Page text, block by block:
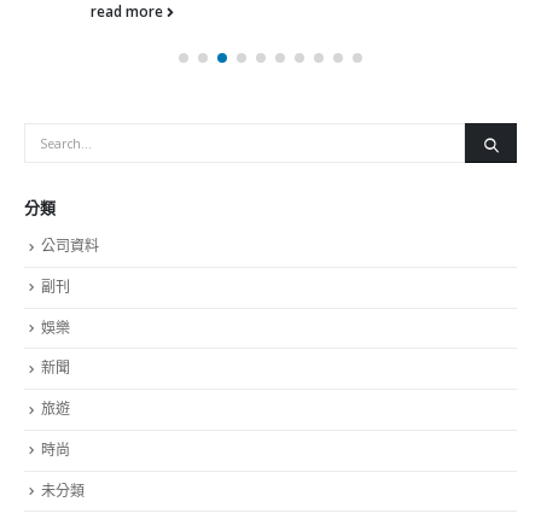
read more
分類
公司資料
副刊
娛樂
新聞
旅遊
時尚
未分類